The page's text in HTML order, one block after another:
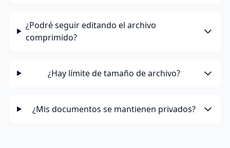
¿Podré seguir editando el archivo
comprimido?
¿Hay límite de tamaño de archivo?
¿Mis documentos se mantienen privados?